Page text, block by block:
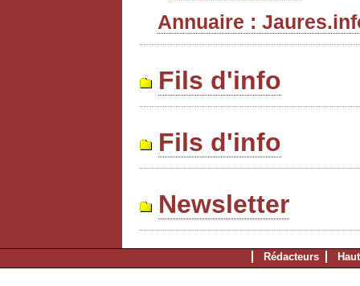
Annuaire :
Fils d'info
Fils d'info
Newsletter
Rédacteurs